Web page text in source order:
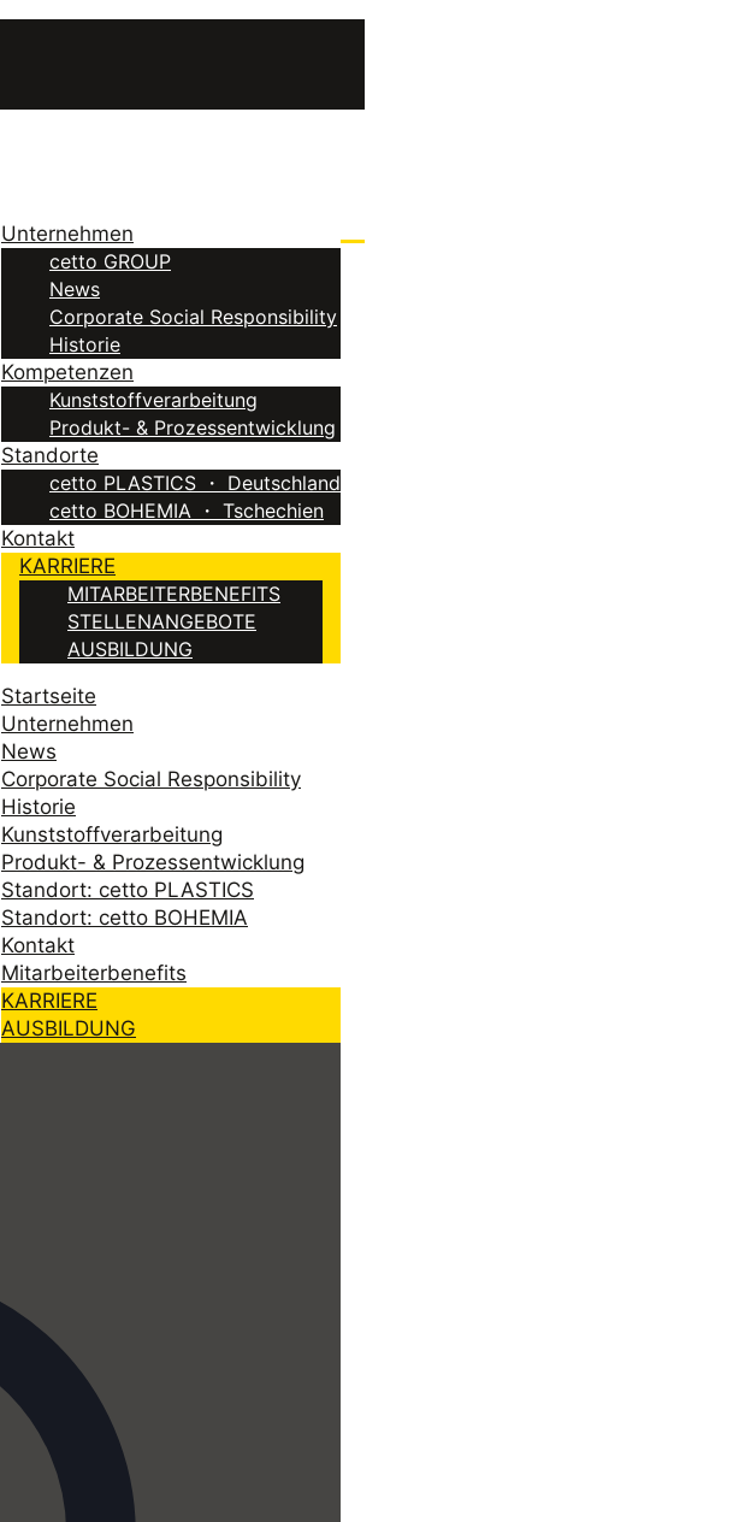
Unternehmen
cetto GROUP
News
Corporate Social Responsibility
Historie
Kompetenzen
Kunststoffverarbeitung
Produkt- & Prozessentwicklung
Standorte
cetto PLASTICS ・ Deutschland
cetto BOHEMIA ・ Tschechien
Kontakt
KARRIERE
MITARBEITERBENEFITS
STELLENANGEBOTE
AUSBILDUNG
Startseite
Unternehmen
News
Corporate Social Responsibility
Historie
Kunststoffverarbeitung
Produkt- & Prozessentwicklung
Standort: cetto PLASTICS
Standort: cetto BOHEMIA
Kontakt
Mitarbeiterbenefits
KARRIERE
AUSBILDUNG